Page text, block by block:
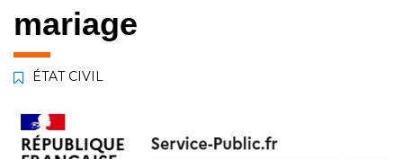
mariage
ÉTAT CIVIL